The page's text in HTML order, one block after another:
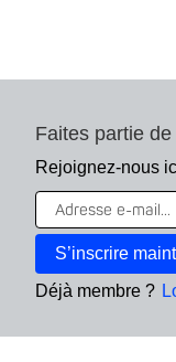
Faites partie
Rejoignez-nous
Déjà membre ?